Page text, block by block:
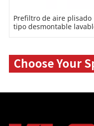
Prefiltro de aire plisado
tipo desmontable
Choose Your